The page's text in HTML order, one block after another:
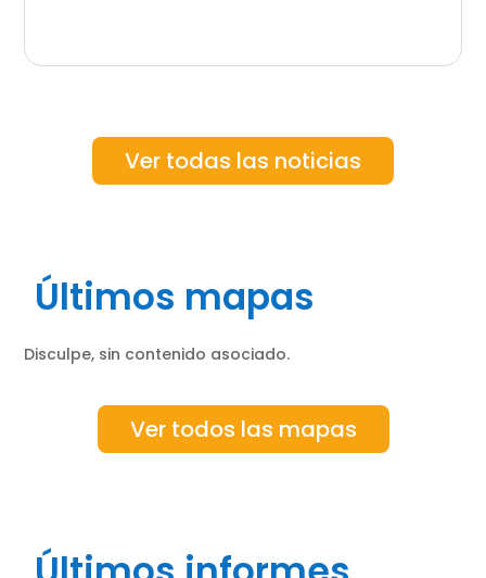
Ver todas las noticias
Últimos mapas
Disculpe, sin contenido asociado.
Ver todos las mapas